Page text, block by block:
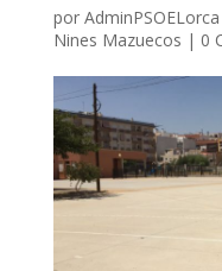
por AdminPSOELorca
Nines Mazuecos | 0